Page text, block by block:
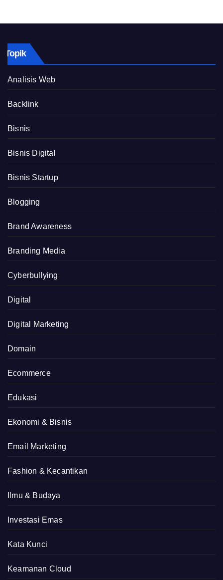
Topik
Analisis Web
Backlink
Bisnis
Bisnis Digital
Bisnis Startup
Blogging
Brand Awareness
Branding Media
Cyberbullying
Digital
Digital Marketing
Domain
Ecommerce
Edukasi
Ekonomi & Bisnis
Email Marketing
Fashion & Kecantikan
Ilmu & Budaya
Investasi Emas
Kata Kunci
Keamanan Cloud